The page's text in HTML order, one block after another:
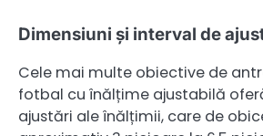
Dimensiuni și interval de
Cele mai multe obiective de
fotbal cu înălțime ajustabilă
ajustări ale înălțimii, care de